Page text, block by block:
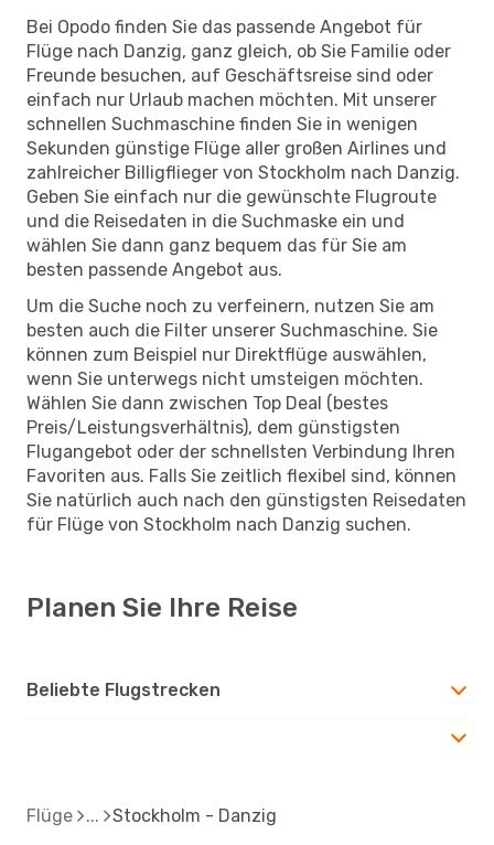
Bei Opodo finden Sie das passende Angebot für
Flüge nach Danzig, ganz gleich, ob Sie Familie oder
Freunde besuchen, auf Geschäftsreise sind oder
einfach nur Urlaub machen möchten. Mit unserer
schnellen Suchmaschine finden Sie in wenigen
Sekunden günstige Flüge aller großen Airlines und
zahlreicher Billigflieger von Stockholm nach Danzig.
Geben Sie einfach nur die gewünschte Flugroute
und die Reisedaten in die Suchmaske ein und
wählen Sie dann ganz bequem das für Sie am
besten passende Angebot aus.
Um die Suche noch zu verfeinern, nutzen Sie am
besten auch die Filter unserer Suchmaschine. Sie
können zum Beispiel nur Direktflüge auswählen,
wenn Sie unterwegs nicht umsteigen möchten.
Wählen Sie dann zwischen Top Deal (bestes
Preis/Leistungsverhältnis), dem günstigsten
Flugangebot oder der schnellsten Verbindung Ihren
Favoriten aus. Falls Sie zeitlich flexibel sind, können
Sie natürlich auch nach den günstigsten Reisedaten
für Flüge von Stockholm nach Danzig suchen.
Planen Sie Ihre Reise
Beliebte Flugstrecken
Flüge Stockholm - Danzig